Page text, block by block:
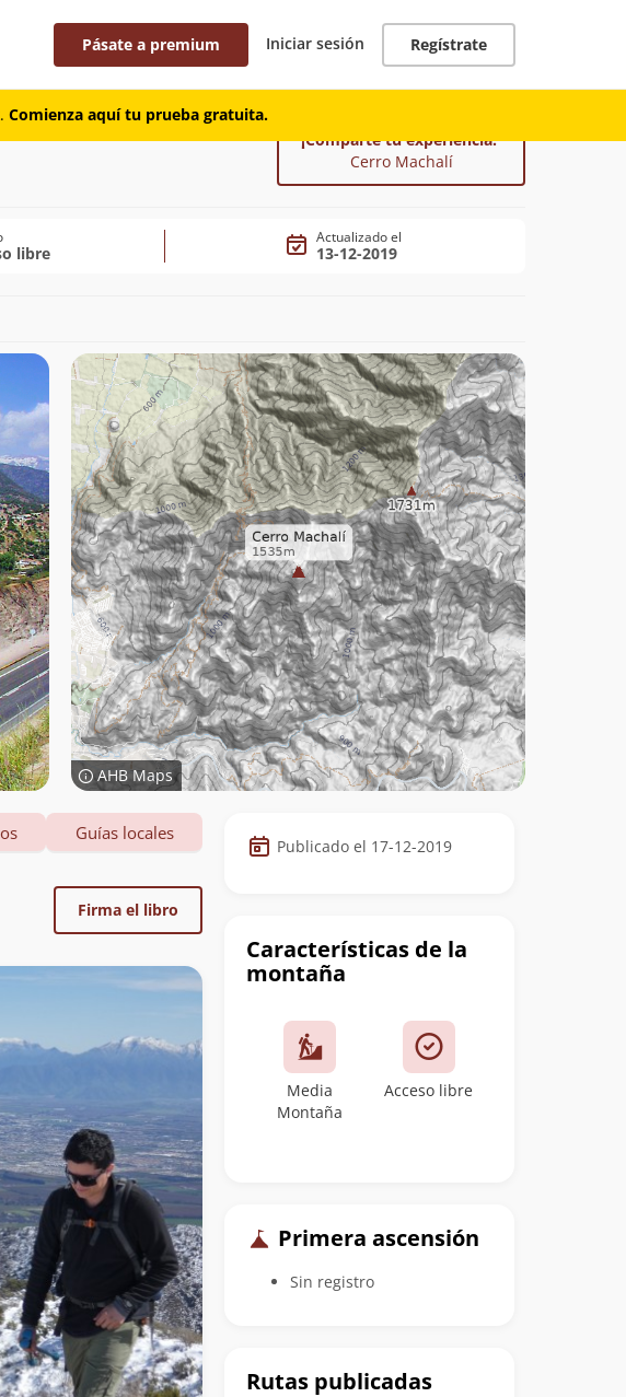
Pásate a premium Iniciar sesión Regístrate
Comienza aquí tu prueba gratuita.
¡Comparte tu experiencia!
Cerro Machalí
libre
Actualizado el
13-12-2019
AHB Maps
Datos
de
cumbre
Publicado el 17-12-2019
Características de la
montaña
Media
Montaña
Acceso libre
Primera ascensión
Sin registro
Rutas publicadas
Guías locales
Firma el libro